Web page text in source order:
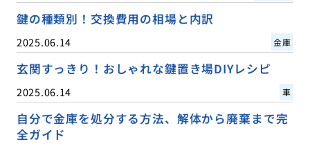
鍵の種類別！交換費用の相場と内訳
2025.06.14 金庫
玄関すっきり！おしゃれな鍵置き場DIYレシピ
2025.06.14 車
自分で金庫を処分する方法、解体から廃棄まで完
全ガイド